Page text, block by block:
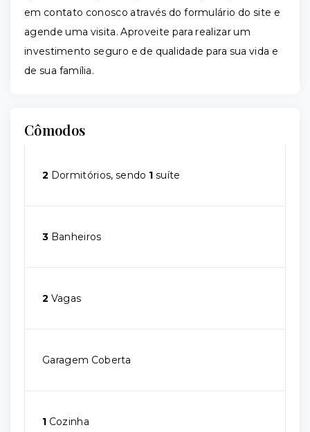
em contato conosco através do formulário do site e
agende uma visita. Aproveite para realizar um
investimento seguro e de qualidade para sua vida e
de sua família.
Cômodos
2 Dormitórios, sendo 1 suíte
3 Banheiros
2 Vagas
Garagem Coberta
1 Cozinha